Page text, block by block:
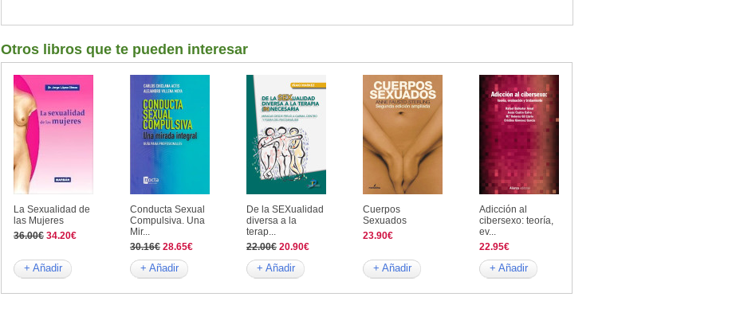
Otros libros que te pueden interesar
La Sexualidad de
las Mujeres
36.00€ 34.20€
+ Añadir
Conducta Sexual
Compulsiva. Una
Mir...
30.16€ 28.65€
+ Añadir
De la SEXualidad
diversa a la
terap...
22.00€ 20.90€
+ Añadir
Cuerpos
Sexuados
23.90€
+ Añadir
Adicción al
cibersexo: teoría,
ev...
22.95€
+ Añadir